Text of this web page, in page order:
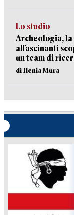
Lo studio
Archeologia, la
affascinanti
un team di
di Ilenia Mura